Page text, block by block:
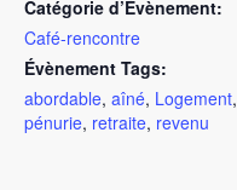
Catégorie d’Évènement:
Café-rencontre
Évènement Tags:
abordable, aîné, Logement,
pénurie, retraite, revenu